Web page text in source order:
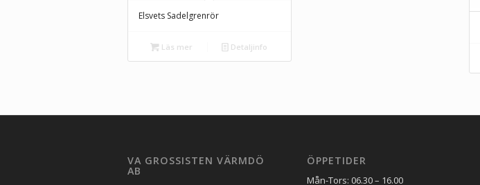
Elsvets Sadelgrenrör
Läs mer Detaljinfo
VA GROSSISTEN VÄRMDÖ
AB
ÖPPETIDER
Mån-Tors: 06.30 – 16.00